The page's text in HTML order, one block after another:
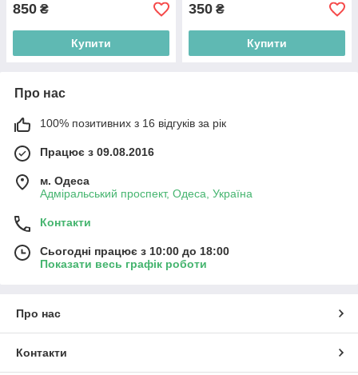
850 ₴
Купити
350 ₴
Купити
Про нас
100% позитивних з 16 відгуків за рік
Працює з 09.08.2016
м. Одеса
Адміральський проспект, Одеса, Україна
Контакти
Сьогодні працює з 10:00 до 18:00
Показати весь графік роботи
Про нас
Контакти